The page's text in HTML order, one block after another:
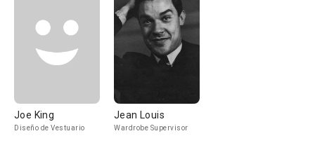
Joe King
Diseño de Vestuario
Jean Louis
Wardrobe Supervisor